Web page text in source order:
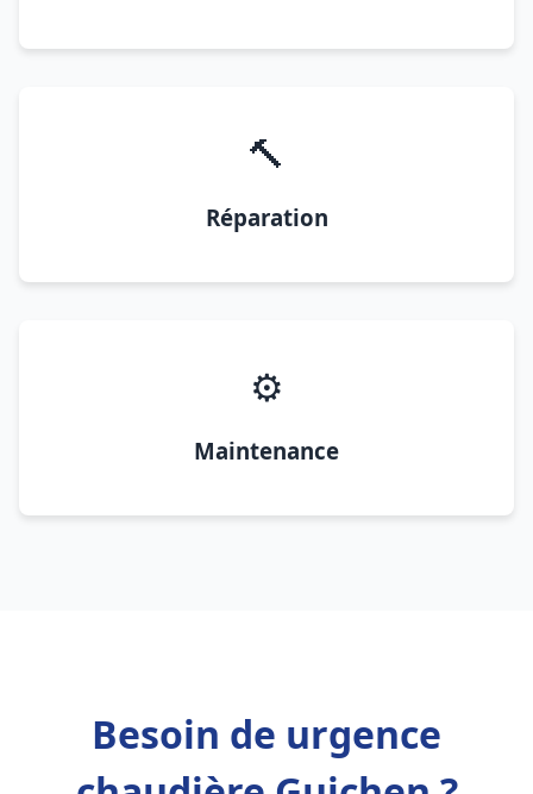
🔨
Réparation
⚙️
Maintenance
Besoin de urgence